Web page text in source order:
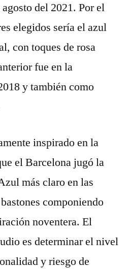
del 2021. Por el
elegidos sería el azul
con toques de rosa
fue en la
y también como
inspirado en la
el Barcelona jugó la
más claro en las
componiendo
noventera. El
es determinar el nivel
y riesgo de